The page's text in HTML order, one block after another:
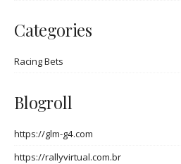
Categories
Racing Bets
Blogroll
https://glm-g4.com
https://rallyvirtual.com.br